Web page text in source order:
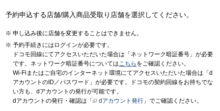
予約申込する店舗/購入商品受取り店舗を選択してください。
申し込み後に店舗を変更することはできません。
予約手続きにはログインが必要です。
ドコモ回線にてアクセスいただいた場合は「ネットワーク暗証番号」が必要
です。ネットワーク暗証番号についてはこちら をご確認ください。
Wi-Fiまたはご自宅のインターネット環境にてアクセスいただいた場合は「d
アカウントのID／パスワード」が必要です。ドコモの契約回線をお持ちでな
い方も、dアカウントの発行が可能です。
dアカウントの発行・確認は「
dアカウント発行 」でご確認ください。